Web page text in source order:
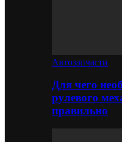
Автозапчасти
Для чего
рулевого
правильно